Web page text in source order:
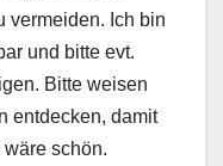
vermeiden. Ich bin
und bitte evt.
Bitte weisen
entdecken, damit
schön.